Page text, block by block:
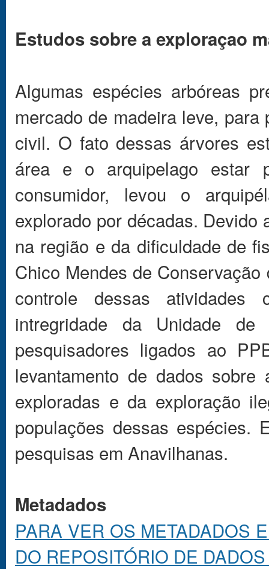
Estudos sobre a exploraçao
Algumas espécies arbóreas
mercado de madeira leve,
civil. O fato dessas árvores
área e o arquipelago estar
consumidor, levou o
explorado por décadas.
na região e da dificuldade de
Chico Mendes de
controle dessas
intregridade da Unidade
pesquisadores ligados ao
levantamento de dados
exploradas e da exploração
populações dessas espécies.
pesquisas em Anavilhanas.
Metadados
PARA VER OS METADADOS
DO REPOSITÓRIO DE